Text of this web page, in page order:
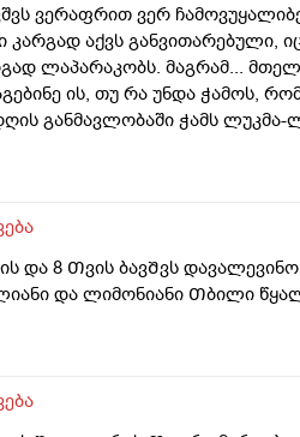
ვერაფრით ვერ
აქვს განვითარებული,
ლაპარაკობს. მაგრამ...
ის, თუ რა უნდა ჭამოს,
განმავლობაში ჭამს ლუკმა-
და არც დამანაყრებელ
ან მითხარით ეს ნორმაა?
და 8 Თვის ბავᲨვს
და ლიმონიანი Თბილი